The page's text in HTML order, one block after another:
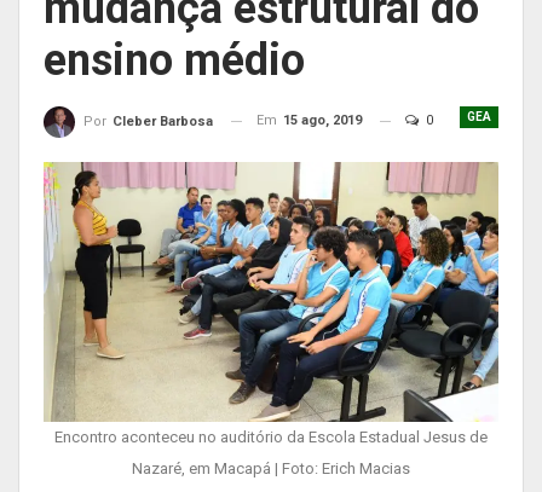
ensino médio
GEA
Por Cleber Barbosa Em 15 ago, 2019 0
Encontro aconteceu no auditório da Escola Estadual Jesus de
Nazaré, em Macapá | Foto: Erich Macias